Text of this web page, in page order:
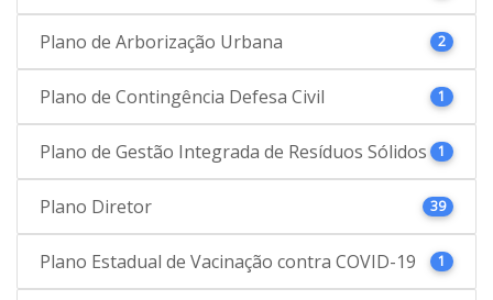
Plano de Arborização Urbana 2
Plano de Contingência Defesa Civil 1
Plano de Gestão Integrada de Resíduos Sólidos 1
Plano Diretor 39
Plano Estadual de Vacinação contra COVID-19 1